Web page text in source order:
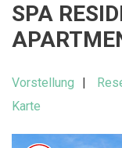
SPA
Vorstellung
Karte